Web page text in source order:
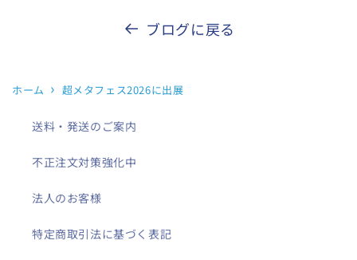
ブログに戻る
ホーム 超メタフェス2026に出展
送料・発送のご案内
不正注文対策強化中
法人のお客様
特定商取引法に基づく表記